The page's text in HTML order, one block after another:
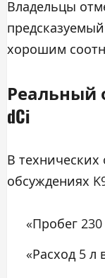
Владельцы
хорошим
Реальный
dCi
В технических
обсуждениях
«Пробег
«Расход 5